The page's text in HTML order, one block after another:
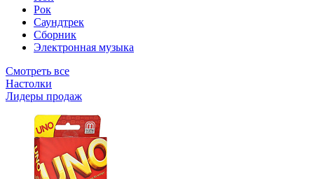
Рок
Саундтрек
Сборник
Электронная музыка
Смотреть все
Настолки
Лидеры продаж